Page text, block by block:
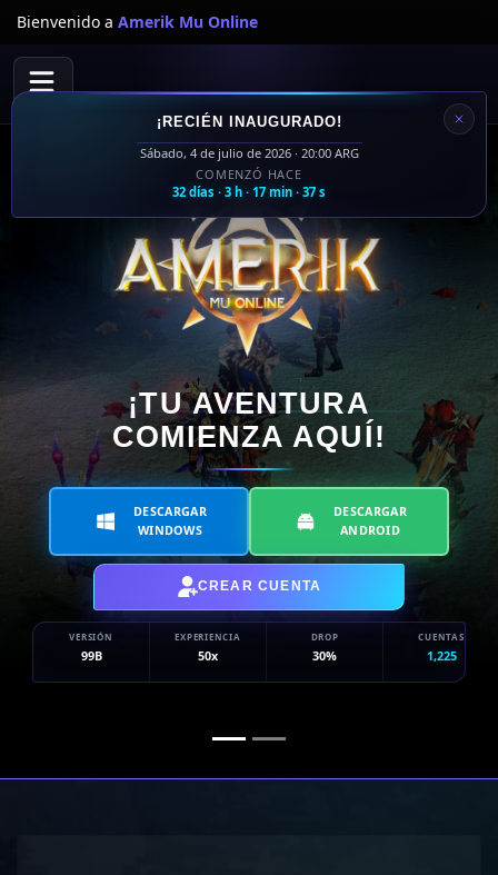
¡RECIÉN INAUGURADO!
Sábado, 4 de julio de 2026 · 20:00 ARG
COMENZÓ HACE
32 días · 3 h · 17 min · 38 s
Bienvenido a Amerik Mu Online
¡TU AVENTURA
COMIENZA AQUÍ!
DESCARGAR
WINDOWS
DESCARGAR
ANDROID
CREAR CUENTA
VERSIÓN
99B
EXPERIENCIA
50x
DROP
30%
CUENTAS
1,225